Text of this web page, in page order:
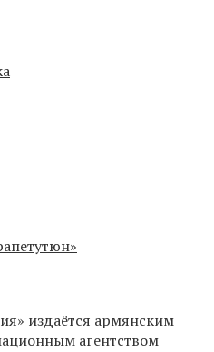
издаётся армянским
агентством